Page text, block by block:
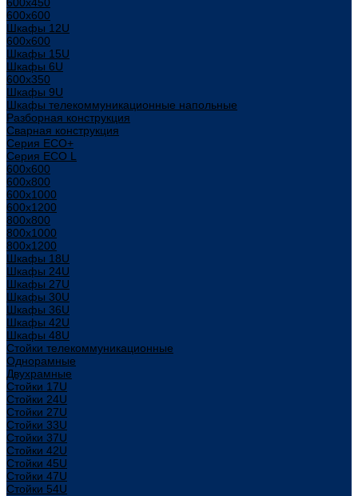
600x600
Шкафы 12U
600x600
Шкафы 15U
Шкафы 6U
600x350
Шкафы 9U
Шкафы телекоммуникационные напольные
Разборная конструкция
Сварная конструкция
Серия ECO+
Серия ECO L
600x600
600x800
600х1000
600х1200
800x800
800х1000
800х1200
Шкафы 18U
Шкафы 24U
Шкафы 27U
Шкафы 30U
Шкафы 36U
Шкафы 42U
Шкафы 48U
Стойки телекоммуникационные
Однорамные
Двухрамные
Стойки 17U
Стойки 24U
Стойки 27U
Стойки 33U
Стойки 37U
Стойки 42U
Стойки 45U
Стойки 47U
Стойки 54U